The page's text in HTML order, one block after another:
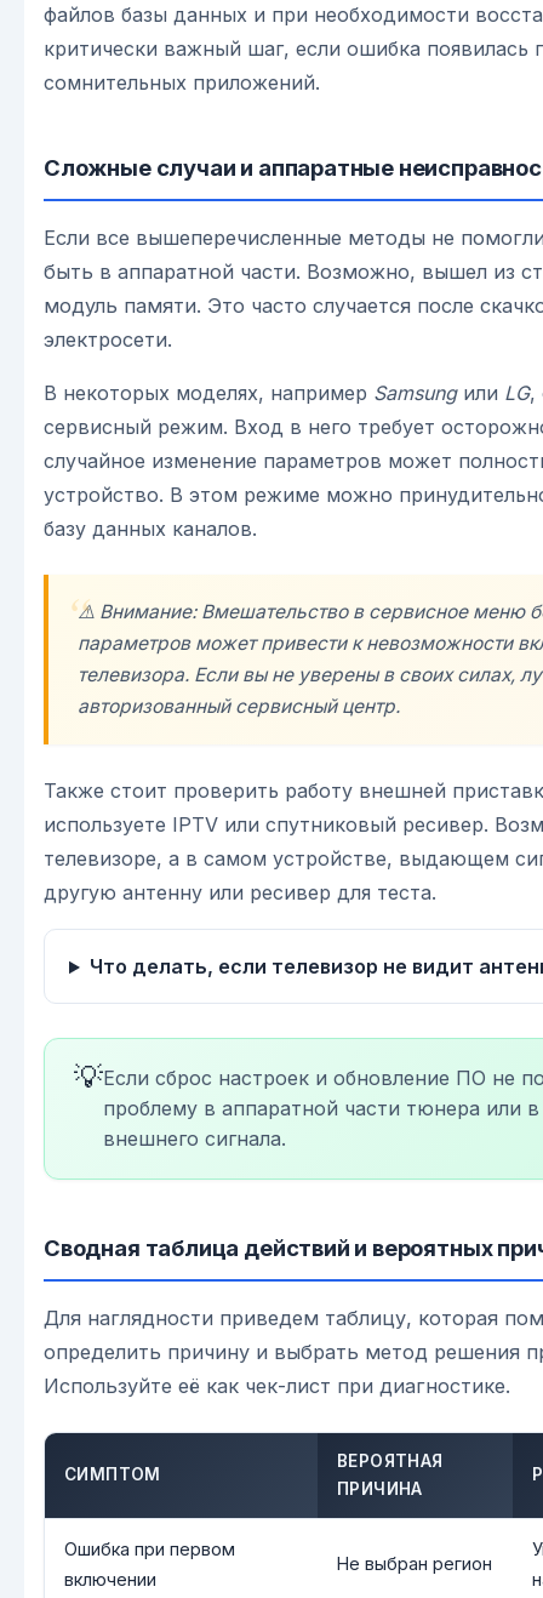
файлов базы данных и при необходимости
критически важный шаг, если ошибка появилась
сомнительных приложений.
Сложные случаи и аппаратные
Если все вышеперечисленные методы не
быть в аппаратной части. Возможно, вышел из
модуль памяти. Это часто случается после
электросети.
В некоторых моделях, например Samsungили LG,
сервисный режим. Вход в него требует
случайное изменение параметров может
устройство. В этом режиме можно
базу данных каналов.
⚠️ Внимание: Вмешательство в сервисное меню
параметров может привести к невозможности
телевизора. Если вы не уверены в своих силах,
авторизованный сервисный центр.
Также стоит проверить работу внешней
используете IPTV или спутниковый ресивер.
телевизоре, а в самом устройстве, выдающем
другую антенну или ресивер для теста.
Что делать, если телевизор не видит
💡Если сброс настроек и обновление ПО не
проблему в аппаратной части тюнера или в
внешнего сигнала.
Сводная таблица действий и вероятных
Для наглядности приведем таблицу, которая
определить причину и выбрать метод решения
Используйте её как чек-лист при диагностике.
СИМПТОМ
ВЕРОЯТНАЯ
ПРИЧИНА
Ошибка при первом
включении
Не выбран регион